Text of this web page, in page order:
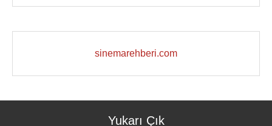
sinemarehberi.com
Yukarı Çık